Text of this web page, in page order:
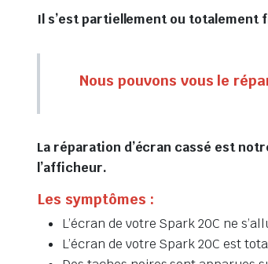
Il s’est partiellement ou totalement
Nous pouvons vous le
La réparation d’écran cassé est
l’afficheur.
Les symptômes :
L’écran de votre Spark 20C ne
L’écran de votre Spark 20C est